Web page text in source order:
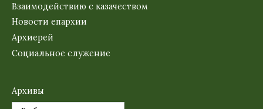
Взаимодействию с казачеством
Новости епархии
Архиерей
Социальное служение
Архивы